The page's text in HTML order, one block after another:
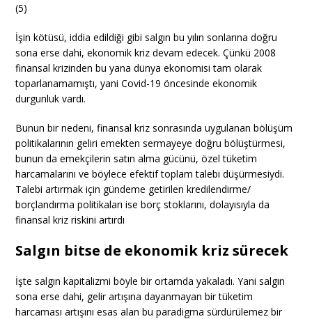
(5)
İşin kötüsü, iddia edildiği gibi salgın bu yılın sonlarına doğru
sona erse dahi, ekonomik kriz devam edecek. Çünkü 2008
finansal krizinden bu yana dünya ekonomisi tam olarak
toparlanamamıştı, yani Covid-19 öncesinde ekonomik
durgunluk vardı.
Bunun bir nedeni, finansal kriz sonrasında uygulanan bölüşüm
politikalarının geliri emekten sermayeye doğru bölüştürmesi,
bunun da emekçilerin satın alma gücünü, özel tüketim
harcamalarını ve böylece efektif toplam talebi düşürmesiydi.
Talebi artırmak için gündeme getirilen kredilendirme/
borçlandırma politikaları ise borç stoklarını, dolayısıyla da
finansal kriz riskini artırdı
Salgın bitse de ekonomik kriz sürecek
İşte salgın kapitalizmi böyle bir ortamda yakaladı. Yani salgın
sona erse dahi, gelir artışına dayanmayan bir tüketim
harcaması artışını esas alan bu paradigma sürdürülemez bir